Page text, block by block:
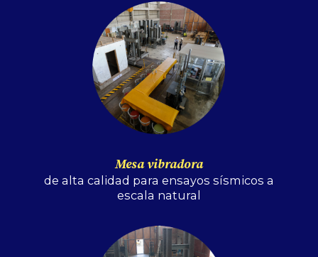
Mesa vibradora
de alta calidad para ensayos sísmicos a
escala natural